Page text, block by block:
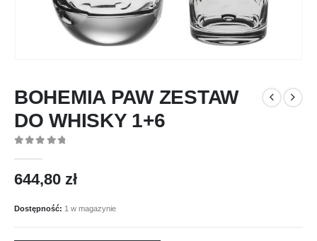
BOHEMIA PAW ZESTAW
DO WHISKY 1+6
644,80 zł
Dostępność: 1 w magazynie